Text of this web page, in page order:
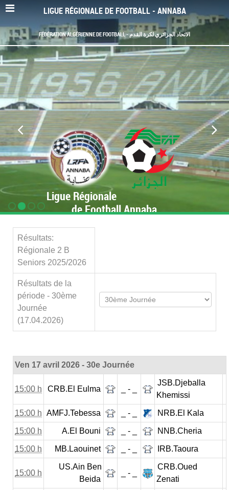
LIGUE RÉGIONALE DE FOOTBALL - ANNABA
FÉDÉRATION ALGÉRIENNE DE FOOTBALL - الاتحاد الجزائري لكرة القدم
Ligue Régionale
de Football Annaba
Résultats:
Régionale 2 B
Seniors 2025/2026
Résultats de la
période - 30ème
Journée
(17.04.2026)
Ven 17 avril 2026 - 30e Journée
15:00 h CRB.El Eulma _ - _
JSB.Djeballa
Khemissi
15:00 h AMFJ.Tebessa _ - _ NRB.El Kala
15:00 h A.El Bouni _ - _ NNB.Cheria
15:00 h MB.Laouinet _ - _ IRB.Taoura
15:00 h
US.Ain Ben
Beida
_ - _
CRB.Oued
Zenati